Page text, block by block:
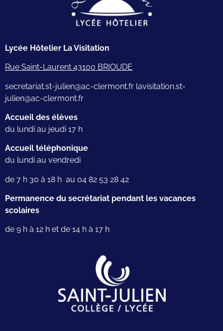
Lycée Hôtelier La Visitation
Rue Saint-Laurent 43100 BRIOUDE
secretariat.st-julien@ac-clermont.fr lavisitation.st-
julien@ac-clermont.fr
Accueil des élèves
du lundi au jeudi 17 h
Accueil téléphonique
du lundi au vendredi
de 7 h 30 à 18 h au 04 82 53 28 42
Permanence du secrétariat pendant les vacances
scolaires
de 9 h à 12 h et de 14 h à 17 h